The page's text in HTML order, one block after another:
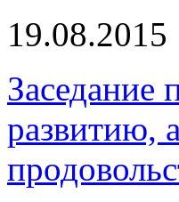
19.08.2015
Заседание
развитию,